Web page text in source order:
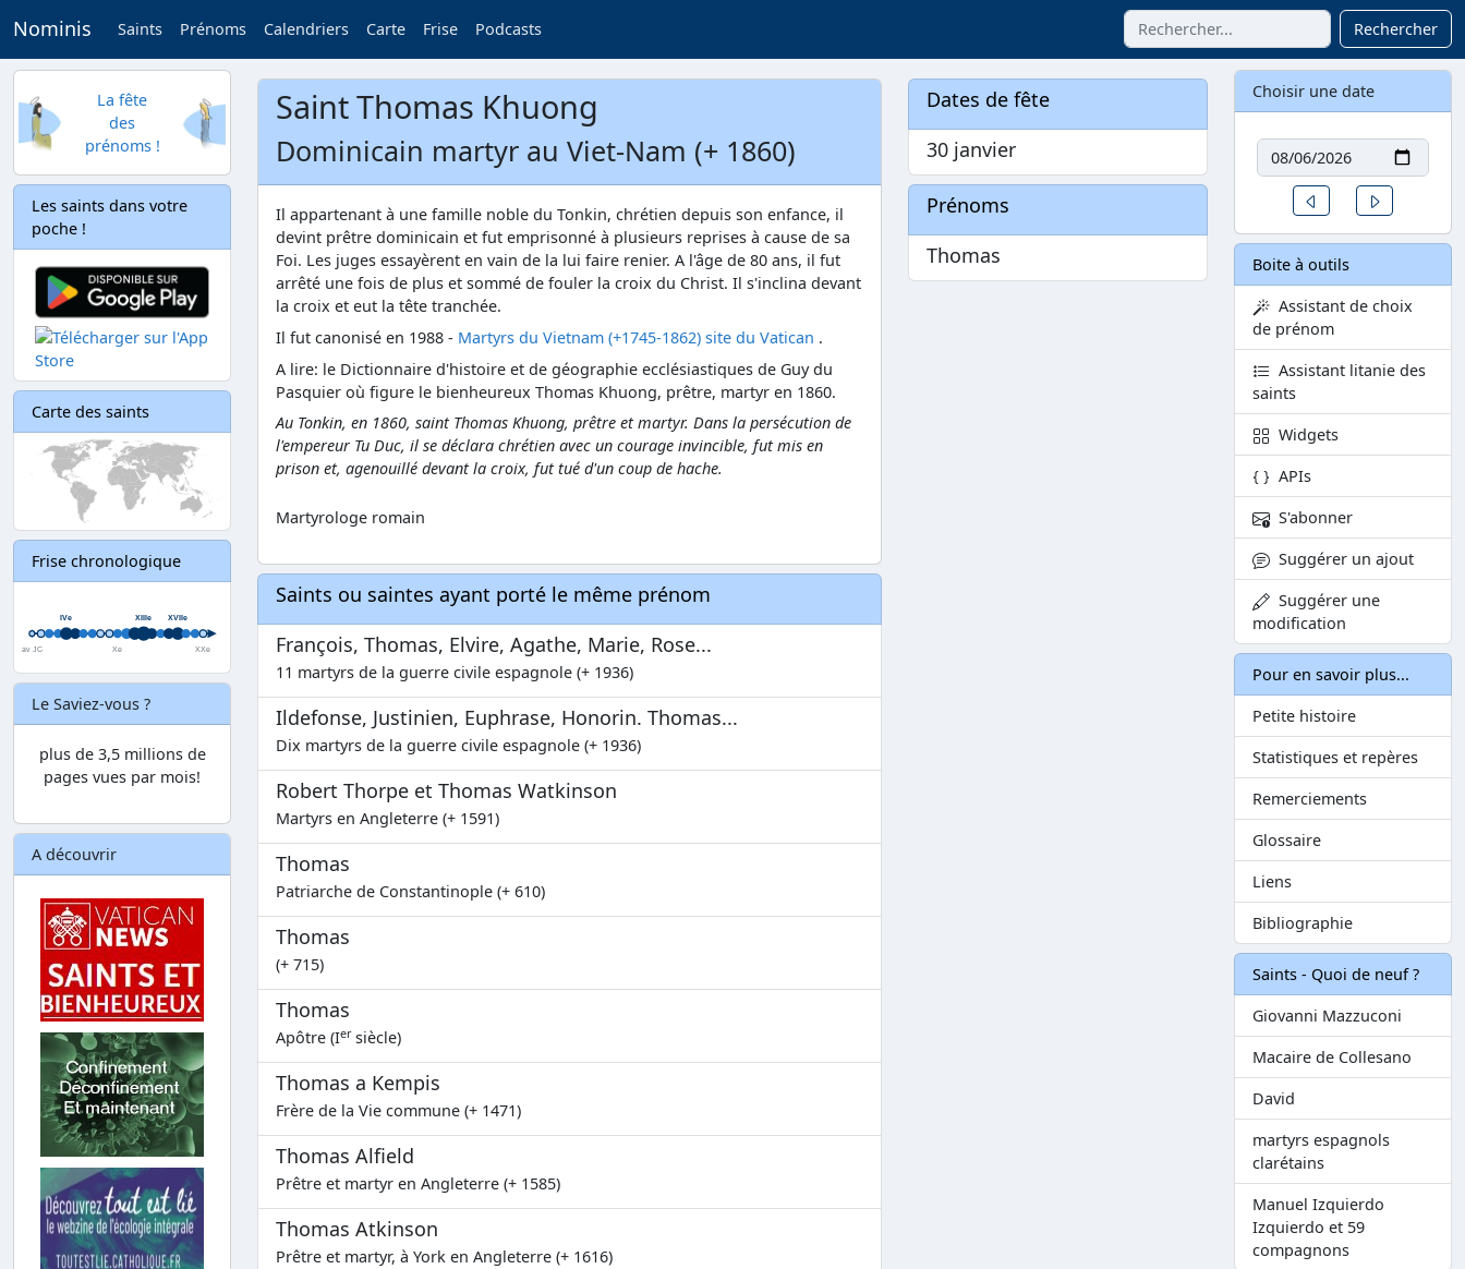
Nominis Saints Prénoms Calendriers Carte Frise Podcasts Rechercher
La fête
des
prénoms !
Les saints dans votre
poche !
Carte des saints
Frise chronologique
Le Saviez-vous ?
plus de 3,5 millions de
pages vues par mois!
A découvrir
Saint Thomas Khuong
Dominicain martyr au Viet-Nam (+ 1860)
Il appartenant à une famille noble du Tonkin, chrétien depuis son enfance, il
devint prêtre dominicain et fut emprisonné à plusieurs reprises à cause de sa
Foi. Les juges essayèrent en vain de la lui faire renier. A l'âge de 80 ans, il fut
arrêté une fois de plus et sommé de fouler la croix du Christ. Il s'inclina devant
la croix et eut la tête tranchée.
Il fut canonisé en 1988 - Martyrs du Vietnam (+1745-1862) site du Vatican .
A lire: le Dictionnaire d'histoire et de géographie ecclésiastiques de Guy du
Pasquier où figure le bienheureux Thomas Khuong, prêtre, martyr en 1860.
Au Tonkin, en 1860, saint Thomas Khuong, prêtre et martyr. Dans la persécution de
l'empereur Tu Duc, il se déclara chrétien avec un courage invincible, fut mis en
prison et, agenouillé devant la croix, fut tué d'un coup de hache.
Martyrologe romain
Saints ou saintes ayant porté le même prénom
François, Thomas, Elvire, Agathe, Marie, Rose...
11 martyrs de la guerre civile espagnole (+ 1936)
Ildefonse, Justinien, Euphrase, Honorin. Thomas...
Dix martyrs de la guerre civile espagnole (+ 1936)
Robert Thorpe et Thomas Watkinson
Martyrs en Angleterre (+ 1591)
Thomas
Patriarche de Constantinople (+ 610)
Thomas
(+ 715)
Thomas
Apôtre (Iersiècle)
Thomas a Kempis
Frère de la Vie commune (+ 1471)
Thomas Alfield
Prêtre et martyr en Angleterre (+ 1585)
Thomas Atkinson
Prêtre et martyr, à York en Angleterre (+ 1616)
Dates de fête
30 janvier
Prénoms
Thomas
Choisir une date
Date
Un jour avant
Boite à outils
Assistant de choix
de prénom
Assistant litanie des
saints
Widgets
APIs
S'abonner
Suggérer un ajout
Suggérer une
modification
Pour en savoir plus...
Petite histoire
Statistiques et repères
Remerciements
Glossaire
Liens
Bibliographie
Saints - Quoi de neuf ?
Giovanni Mazzuconi
Macaire de Collesano
David
martyrs espagnols
clarétains
Manuel Izquierdo
Izquierdo et 59
compagnons